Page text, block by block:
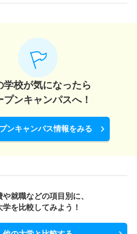
学校が気になったら
プンキャンパスへ！
ンキャンパス情報をみる
や就職などの項目別に、
学を比較してみよう！